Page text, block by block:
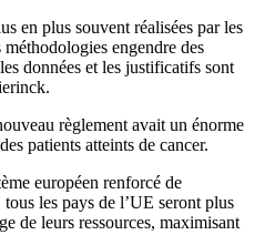
en plus souvent réalisées par les
engendre des
données et les justificatifs sont
règlement avait un énorme
patients atteints de cancer.
européen renforcé de
les pays de l’UE seront plus
de leurs ressources, maximisant